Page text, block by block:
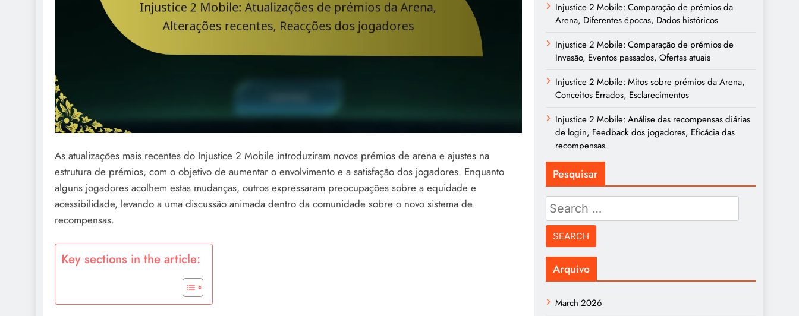
As atualizações mais recentes do Injustice 2 Mobile introduziram novos prémios de arena e ajustes na
estrutura de prémios, com o objetivo de aumentar o envolvimento e a satisfação dos jogadores. Enquanto
alguns jogadores acolhem estas mudanças, outros expressaram preocupações sobre a equidade e
acessibilidade, levando a uma discussão animada dentro da comunidade sobre o novo sistema de
recompensas.
Key sections in the article:
Injustice 2 Mobile: Comparação de prémios da
Arena, Diferentes épocas, Dados históricos
Injustice 2 Mobile: Comparação de prémios de
Invasão, Eventos passados, Ofertas atuais
Injustice 2 Mobile: Mitos sobre prémios da Arena,
Conceitos Errados, Esclarecimentos
Injustice 2 Mobile: Análise das recompensas diárias
de login, Feedback dos jogadores, Eficácia das
recompensas
Pesquisar
Search
for:
Arquivo
March 2026